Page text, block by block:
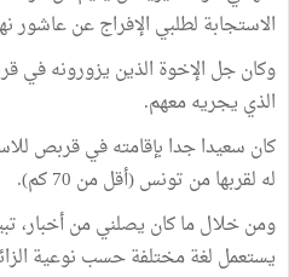
الاستجابة لطلبي الإفراج عن عاشور
وكان جل الإخوة الذين يزورونه في
الذي يجريه معهم.
كان سعيدا جدا بإقامته في قربص
له لقربها من تونس (أقل من 70 كم).
ومن خلال ما كان يصلني من أخبار،
يستعمل لغة مختلفة حسب نوعية